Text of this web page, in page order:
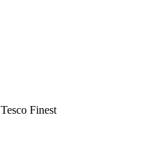
Tesco Finest